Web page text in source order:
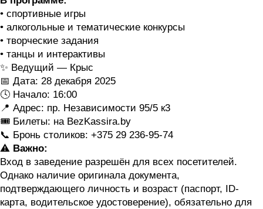
• спортивные игры
• алкогольные и тематические конкурсы
• творческие задания
• танцы и интерактивы
✨ Ведущий — Крыс
📅 Дата: 28 декабря 2025
🕓 Начало: 16:00
📍 Адрес: пр. Независимости 95/5 к3
🎟 Билеты: на BezKassira.by
📞 Бронь столиков: +375 29 236-95-74
⚠️ Важно:
Вход в заведение разрешён для всех посетителей.
Однако наличие оригинала документа,
подтверждающего личность и возраст (паспорт, ID-
карта, водительское удостоверение), обязательно для